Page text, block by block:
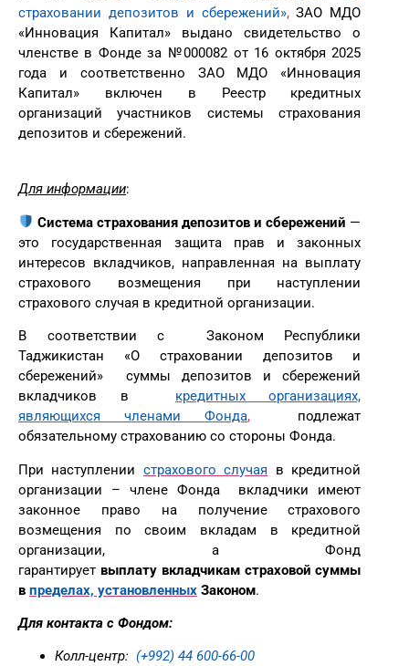
страховании депозитов и сбережений»,ЗАО МДО
«Инновация Капитал» выдано свидетельство о
членстве в Фонде за №000082 от 16 октября 2025
года и соответственно ЗАО МДО «Инновация
Капитал» включен в Реестр кредитных
организаций участников системы страхования
депозитов и сбережений.
Для информации:
Система страхования депозитов и сбережений —
это государственная защита прав и законных
интересов вкладчиков, направленная на выплату
страхового возмещения при наступлении
страхового случая в кредитной организации.
В соответствии с Законом Республики
Таджикистан «О страховании депозитов и
сбережений» суммы депозитов и сбережений
вкладчиков в кредитных организациях,
являющихся членами Фонда, подлежат
обязательному страхованию со стороны Фонда.
При наступлении страхового случая в кредитной
организации – члене Фонда вкладчики имеют
законное право на получение страхового
возмещения по своим вкладам в кредитной
организации, а Фонд
гарантирует выплату вкладчикам страховой суммы
в пределах, установленных Законом.
Для контакта с Фондом:
Колл-центр: (+992) 44 600-66-00